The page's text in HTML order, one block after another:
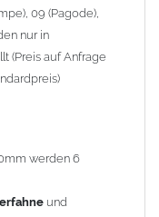
09 (Pagode),
nur in
(Preis auf Anfrage
werden 6
und